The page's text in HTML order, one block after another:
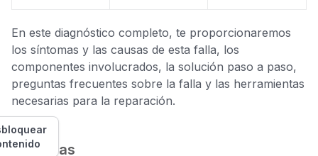
En este diagnóstico completo, te proporcionaremos
los síntomas y las causas de esta falla, los
componentes involucrados, la solución paso a paso,
preguntas frecuentes sobre la falla y las herramientas
necesarias para la reparación.
Síntomas